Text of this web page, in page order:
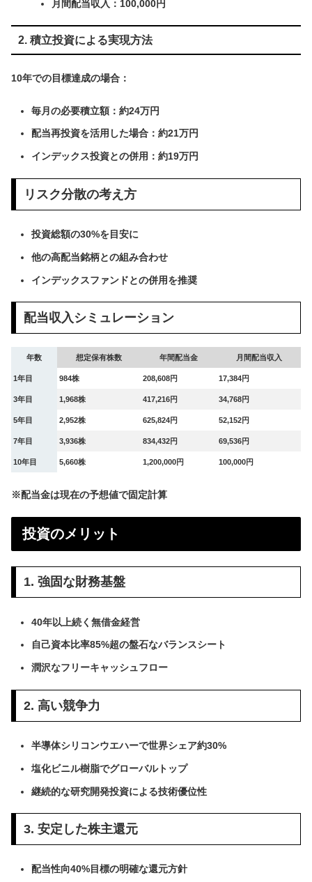
月間配当収入：100,000円
2. 積立投資による実現方法
10年での目標達成の場合：
毎月の必要積立額：約24万円
配当再投資を活用した場合：約21万円
インデックス投資との併用：約19万円
リスク分散の考え方
投資総額の30%を目安に
他の高配当銘柄との組み合わせ
インデックスファンドとの併用を推奨
配当収入シミュレーション
年数 想定保有株数 年間配当金 月間配当収入
1年目 984株 208,608円 17,384円
3年目 1,968株 417,216円 34,768円
5年目 2,952株 625,824円 52,152円
7年目 3,936株 834,432円 69,536円
10年目 5,660株 1,200,000円 100,000円
※配当金は現在の予想値で固定計算
投資のメリット
1. 強固な財務基盤
40年以上続く無借金経営
自己資本比率85%超の盤石なバランスシート
潤沢なフリーキャッシュフロー
2. 高い競争力
半導体シリコンウエハーで世界シェア約30%
塩化ビニル樹脂でグローバルトップ
継続的な研究開発投資による技術優位性
3. 安定した株主還元
配当性向40%目標の明確な還元方針